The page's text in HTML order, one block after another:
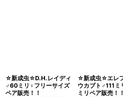
☆新成虫☆D.H.レイディ
♂60ミリ♀フリーサイズ
ペア販売！！
☆新成虫☆エレ
ウカブト♂111
ミリペア販売！！